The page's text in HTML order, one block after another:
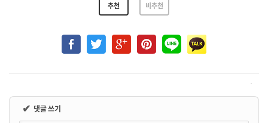
추천 비추천
✔ 댓글 쓰기